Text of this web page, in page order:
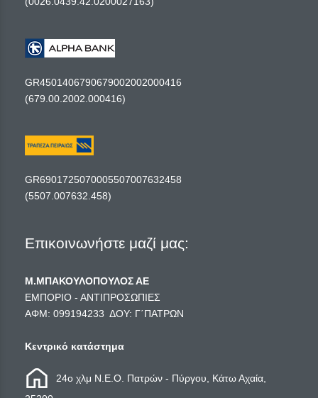
GR4501406790679002002000416
(679.00.2002.000416)
GR6901725070005507007632458
(5507.007632.458)
Επικοινωνήστε μαζί μας:
Μ.ΜΠΑΚΟΥΛΟΠΟΥΛΟΣ ΑΕ
ΕΜΠΟΡΙΟ - ΑΝΤΙΠΡΟΣΩΠΙΕΣ
ΑΦΜ: 099194233 ΔΟΥ: Γ΄ΠΑΤΡΩΝ
Κεντρικό κατάστημα
24ο χλμ Ν.Ε.Ο. Πατρών - Πύργου, Κάτω Αχαία,